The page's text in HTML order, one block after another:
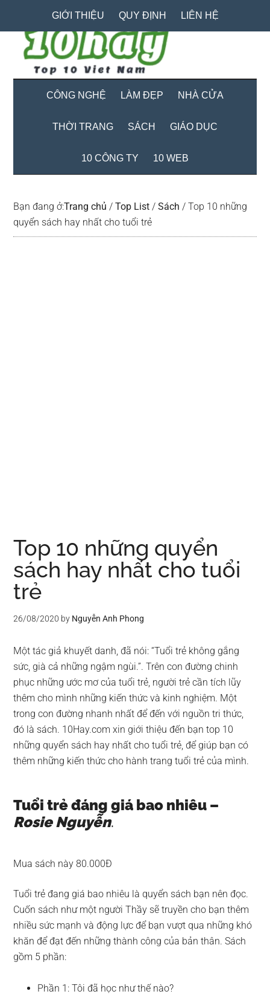
content
secondary
menu
primary
sidebar
GIỚI THIỆU QUY ĐỊNH LIÊN HỆ
CÔNG NGHỆ LÀM ĐẸP NHÀ CỬA
THỜI TRANG SÁCH GIÁO DỤC
10 CÔNG TY 10 WEB
Bạn đang ở:Trang chủ / Top List / Sách / Top 10 những
quyển sách hay nhất cho tuổi trẻ
Top 10 những quyển
sách hay nhất cho tuổi
trẻ
26/08/2020 by Nguyễn Anh Phong
Một tác giả khuyết danh, đã nói: “Tuổi trẻ không gắng
sức, già cả những ngậm ngùi.”. Trên con đường chinh
phục những ước mơ của tuổi trẻ, người trẻ cần tích lũy
thêm cho mình những kiến thức và kinh nghiệm. Một
trong con đường nhanh nhất để đến với nguồn tri thức,
đó là sách. 10Hay.com xin giới thiệu đến bạn top 10
những quyển sách hay nhất cho tuổi trẻ, để giúp bạn có
thêm những kiến thức cho hành trang tuổi trẻ của mình.
Tuổi trẻ đáng giá bao nhiêu –
Rosie Nguyễn.
Mua sách này 80.000Đ
Tuổi trẻ đang giá bao nhiêu là quyển sách bạn nên đọc.
Cuốn sách như một người Thầy sẽ truyền cho bạn thêm
nhiều sức mạnh và động lực để bạn vượt qua những khó
khăn để đạt đến những thành công của bản thân. Sách
gồm 5 phần:
Phần 1: Tôi đã học như thế nào?